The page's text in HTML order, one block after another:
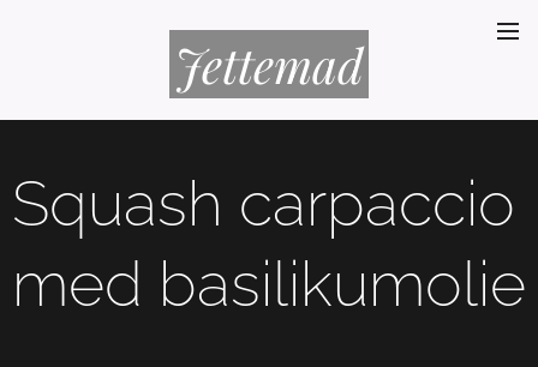
Jettemad
Squash carpaccio
med basilikumolie